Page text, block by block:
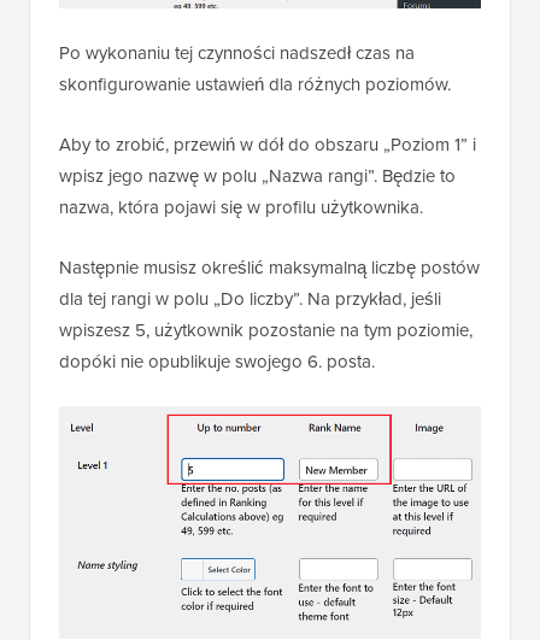
Po wykonaniu tej czynności nadszedł czas na
skonfigurowanie ustawień dla różnych poziomów.
Aby to zrobić, przewiń w dół do obszaru „Poziom 1” i
wpisz jego nazwę w polu „Nazwa rangi”. Będzie to
nazwa, która pojawi się w profilu użytkownika.
Następnie musisz określić maksymalną liczbę postów
dla tej rangi w polu „Do liczby”. Na przykład, jeśli
wpiszesz 5, użytkownik pozostanie na tym poziomie,
dopóki nie opublikuje swojego 6. posta.